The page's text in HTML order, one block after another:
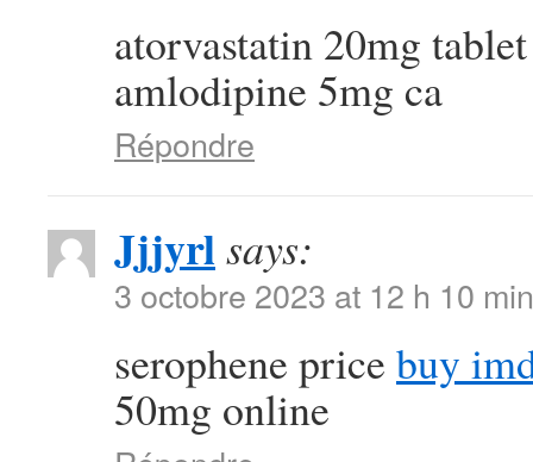
atorvastatin 20mg
amlodipine 5mg ca
Répondre
Jjjyrlsays:
3 octobre 2023 at 12 h 10 min
serophene price buy
50mg online